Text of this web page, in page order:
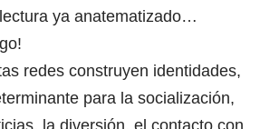
ya anatematizado…
redes construyen identidades,
para la socialización,